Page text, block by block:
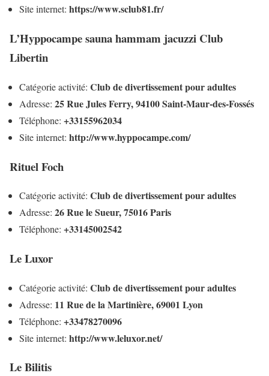
Site internet: https://www.sclub81.fr/
L’Hyppocampe sauna hammam jacuzzi Club
Libertin
Catégorie activité: Club de divertissement pour adultes
Adresse: 25 Rue Jules Ferry, 94100 Saint-Maur-des-Fossés
Téléphone: +33155962034
Site internet: http://www.hyppocampe.com/
Rituel Foch
Catégorie activité: Club de divertissement pour adultes
Adresse: 26 Rue le Sueur, 75016 Paris
Téléphone: +33145002542
Le Luxor
Catégorie activité: Club de divertissement pour adultes
Adresse: 11 Rue de la Martinière, 69001 Lyon
Téléphone: +33478270096
Site internet: http://www.leluxor.net/
Le Bilitis